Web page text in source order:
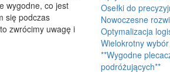
wygodne, co jest
się podczas
zwrócimy uwagę i
Osełki do
Nowoczesne
Optymalizacja
Wielokrotny
**Wygodne
podróżujących**